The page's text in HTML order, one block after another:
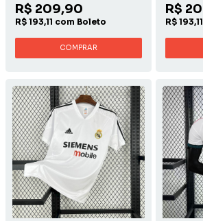
R$ 209,90
R$ 193,11 com Boleto
COMPRAR
R$
R$